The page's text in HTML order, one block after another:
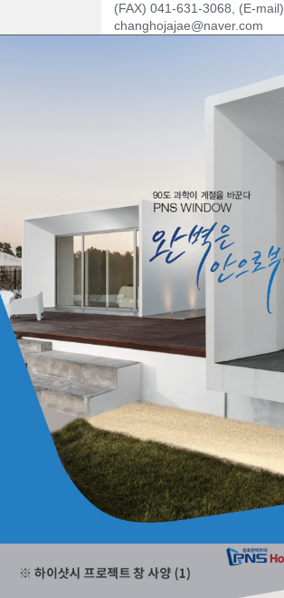
(FAX) 041-631-3068, (E-mail)
changhojajae@naver.com